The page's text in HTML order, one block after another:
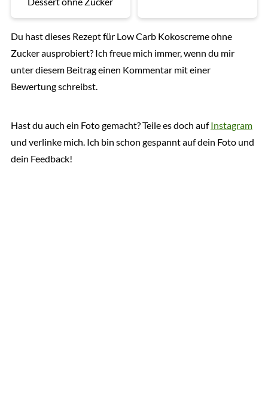
Du hast dieses Rezept für Low Carb Kokoscreme ohne
Zucker ausprobiert? Ich freue mich immer, wenn du mir
unter diesem Beitrag einen Kommentar mit einer
Bewertung schreibst.
Hast du auch ein Foto gemacht? Teile es doch aufInstagram
und verlinke mich. Ich bin schon gespannt auf dein Foto und
dein Feedback!